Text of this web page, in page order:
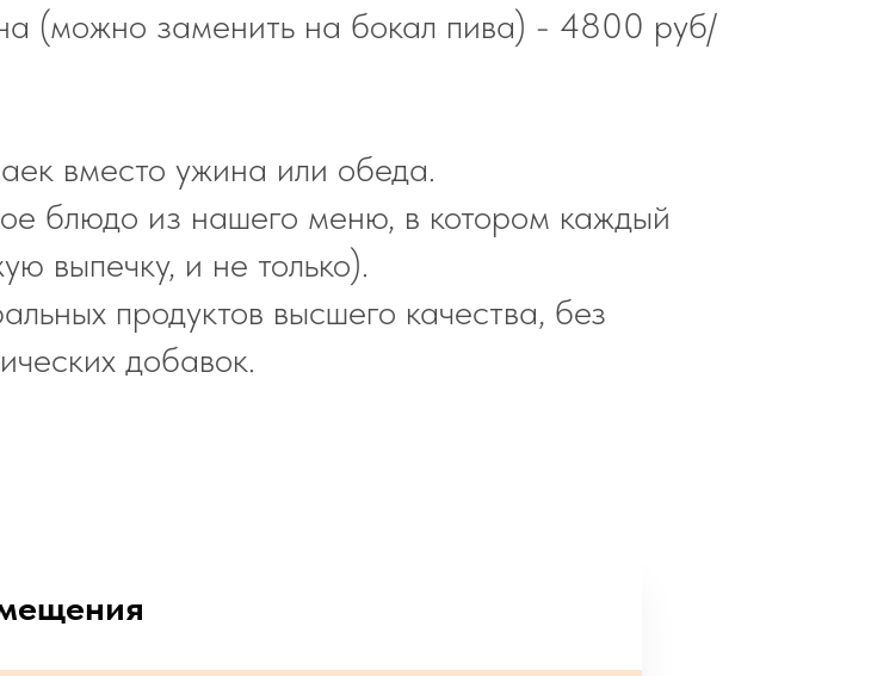
(можно заменить на бокал пива) - 4800 руб/
вместо ужина или обеда.
блюдо из нашего меню, в котором каждый
выпечку, и не только).
продуктов высшего качества, без
добавок.